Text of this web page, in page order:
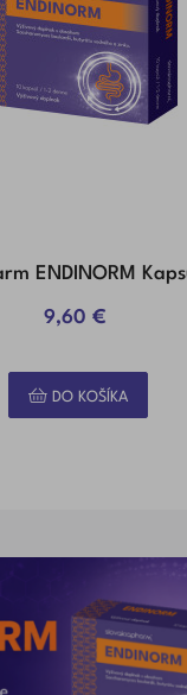
ENDINORM
9,60 €
DO KOŠÍKA
Ks